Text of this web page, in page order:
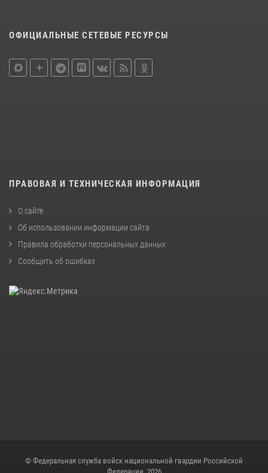
ОФИЦИАЛЬНЫЕ СЕТЕВЫЕ РЕСУРСЫ
ПРАВОВАЯ И ТЕХНИЧЕСКАЯ ИНФОРМАЦИЯ
О сайте
Об использовании информации сайта
Правила обработки персональных данных
Сообщить об ошибках
© Федеральная служба войск национальной гвардии Российской